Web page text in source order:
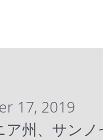
17, 2019
ア州、サンノ